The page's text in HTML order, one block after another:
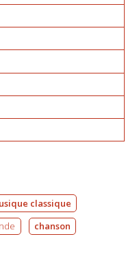
classique
chanson